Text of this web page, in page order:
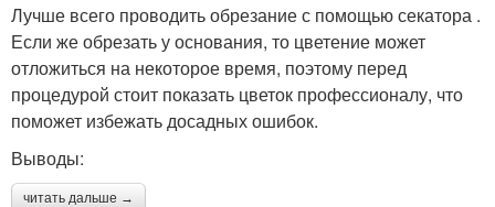
Лучше всего проводить обрезание с помощью секатора .
Если же обрезать у основания, то цветение может
отложиться на некоторое время, поэтому перед
процедурой стоит показать цветок профессионалу, что
поможет избежать досадных ошибок.
Выводы:
читать дальше →